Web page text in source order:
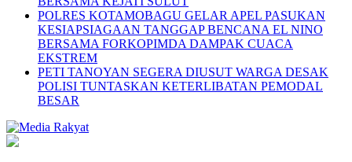
POLRES KOTAMOBAGU GELAR APEL PASUKAN
KESIAPSIAGAAN TANGGAP BENCANA EL NINO
BERSAMA FORKOPIMDA DAMPAK CUACA
EKSTREM
PETI TANOYAN SEGERA DIUSUT WARGA DESAK
POLISI TUNTASKAN KETERLIBATAN PEMODAL
BESAR